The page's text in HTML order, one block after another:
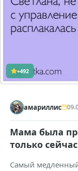
+492
амариллис
Мама была
только сейчас
Самый